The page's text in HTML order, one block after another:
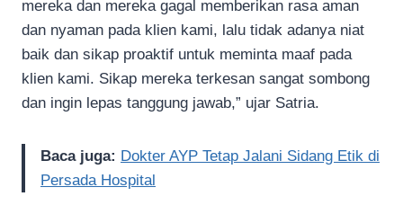
mereka dan mereka gagal memberikan rasa aman
dan nyaman pada klien kami, lalu tidak adanya niat
baik dan sikap proaktif untuk meminta maaf pada
klien kami. Sikap mereka terkesan sangat sombong
dan ingin lepas tanggung jawab,” ujar Satria.
Baca juga: Dokter AYP Tetap Jalani Sidang Etik di
Persada Hospital